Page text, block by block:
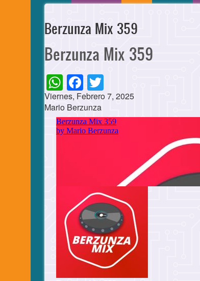
Berzunza Mix 359
Berzunza Mix 359
WhatsApp
Facebook
Viernes, Febrero 7, 2025
Mario Berzunza
Cuerpo